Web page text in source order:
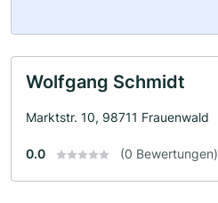
Wolfgang Schmidt
Marktstr. 10, 98711 Frauenwald
0.0 (0 Bewertungen)